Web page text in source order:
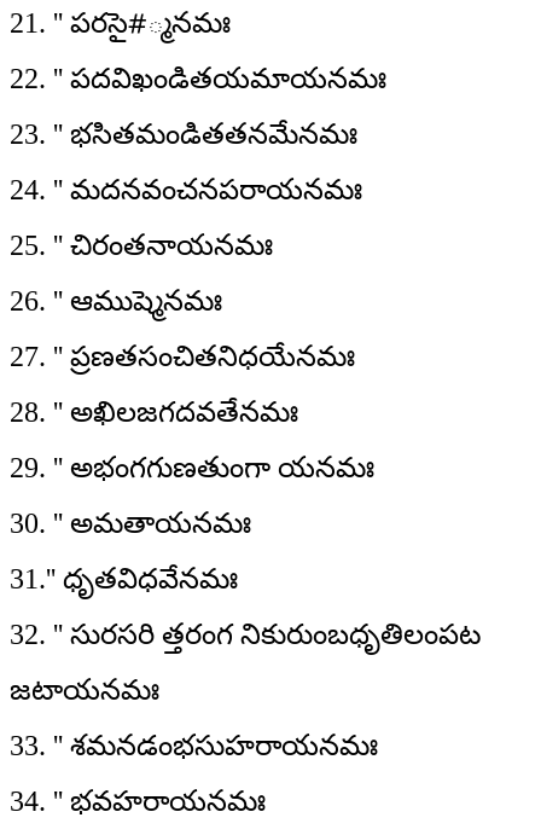
21. '' పరసై#్మనమః
22. '' పదవిఖండితయమాయనమః
23. '' భసితమండితతనమేనమః
24. '' మదనవంచనపరాయనమః
25. '' చిరంతనాయనమః
26. '' ఆముష్మెనమః
27. '' ప్రణతసంచితనిధయేనమః
28. '' అఖిలజగదవతేనమః
29. '' అభంగగుణతుంగా యనమః
30. '' అమతాయనమః
31.'' ధృతవిధవేనమః
32. '' సురసరి త్తరంగ నికురుంబధృతిలంపట
జటాయనమః
33. '' శమనడంభసుహరాయనమః
34. '' భవహరాయనమః